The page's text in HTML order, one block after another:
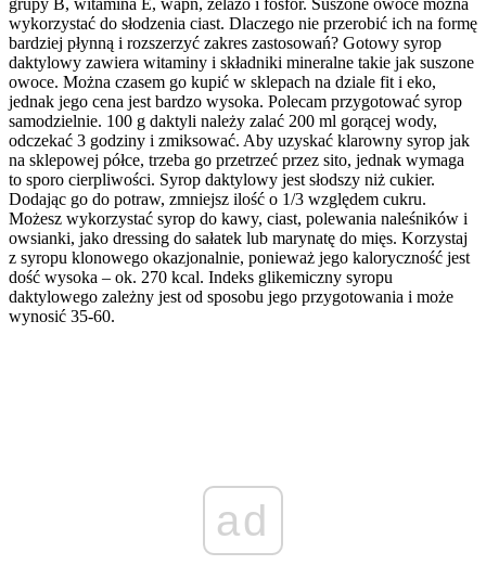
grupy B, witamina E, wapń, żelazo i fosfor. Suszone owoce można
wykorzystać do słodzenia ciast. Dlaczego nie przerobić ich na formę
bardziej płynną i rozszerzyć zakres zastosowań? Gotowy syrop
daktylowy zawiera witaminy i składniki mineralne takie jak suszone
owoce. Można czasem go kupić w sklepach na dziale fit i eko,
jednak jego cena jest bardzo wysoka. Polecam przygotować syrop
samodzielnie. 100 g daktyli należy zalać 200 ml gorącej wody,
odczekać 3 godziny i zmiksować. Aby uzyskać klarowny syrop jak
na sklepowej półce, trzeba go przetrzeć przez sito, jednak wymaga
to sporo cierpliwości. Syrop daktylowy jest słodszy niż cukier.
Dodając go do potraw, zmniejsz ilość o 1/3 względem cukru.
Możesz wykorzystać syrop do kawy, ciast, polewania naleśników i
owsianki, jako dressing do sałatek lub marynatę do mięs. Korzystaj
z syropu klonowego okazjonalnie, ponieważ jego kaloryczność jest
dość wysoka – ok. 270 kcal. Indeks glikemiczny syropu
daktylowego zależny jest od sposobu jego przygotowania i może
wynosić 35-60.
ad